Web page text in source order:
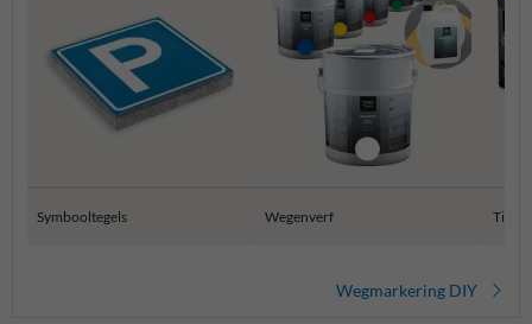
Symbooltegels Wegenverf
Wegmarkering DIY